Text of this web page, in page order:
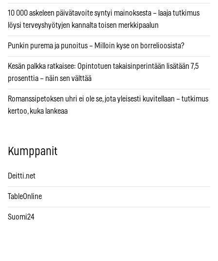
10 000 askeleen päivätavoite syntyi mainoksesta – laaja tutkimus
löysi terveyshyötyjen kannalta toisen merkkipaalun
Punkin purema ja punoitus – Milloin kyse on borrelioosista?
Kesän palkka ratkaisee: Opintotuen takaisinperintään lisätään 7,5
prosenttia – näin sen välttää
Romanssipetoksen uhri ei ole se, jota yleisesti kuvitellaan – tutkimus
kertoo, kuka lankeaa
Kumppanit
Deitti.net
TableOnline
Suomi24